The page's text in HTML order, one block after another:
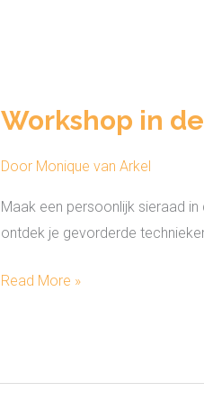
Workshop in
Door Monique van Arkel
Maak een persoonlijk sieraad
ontdek je gevorderde
de
Read More »